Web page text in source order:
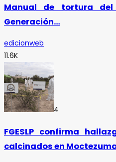
Manual de tortura del
Generación…
edicionweb
11.6K
4
FGESLP confirma
calcinados en